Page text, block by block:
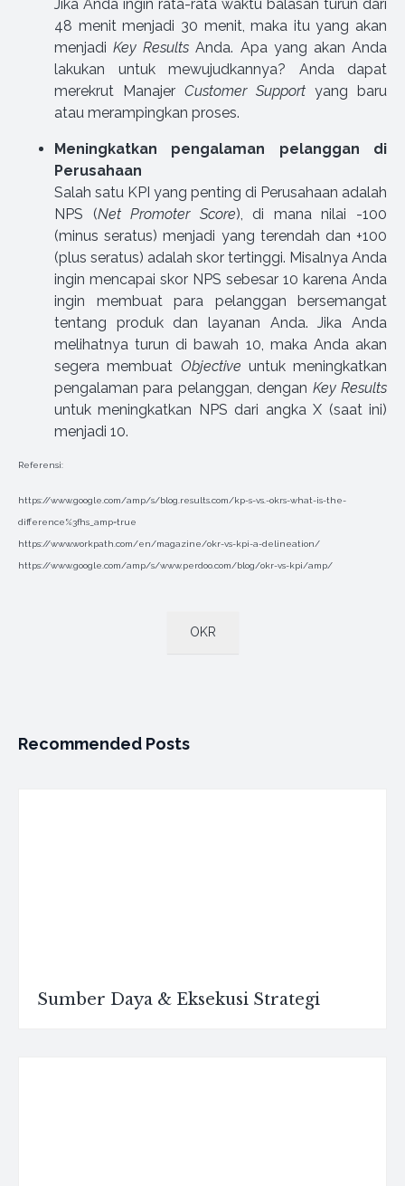
Jika Anda ingin rata-rata waktu balasan turun dari
48 menit menjadi 30 menit, maka itu yang akan
menjadiKey Results Anda. Apa yang akan Anda
lakukan untuk mewujudkannya? Anda dapat
merekrut Manajer Customer Support yang baru
atau merampingkan proses.
Meningkatkan pengalaman pelanggan di
Perusahaan
Salah satu KPI yang penting di Perusahaan adalah
NPS (Net Promoter Score), di mana nilai -100
(minus seratus) menjadi yang terendah dan +100
(plus seratus) adalah skor tertinggi. Misalnya Anda
ingin mencapai skor NPS sebesar 10 karena Anda
ingin membuat para pelanggan bersemangat
tentang produk dan layanan Anda. Jika Anda
melihatnya turun di bawah 10, maka Anda akan
segera membuat Objective untuk meningkatkan
pengalaman para pelanggan, dengan Key Results
untuk meningkatkan NPS dari angka X (saat ini)
menjadi 10.
Referensi:
https://www.google.com/amp/s/blog.results.com/kp-s-vs.-okrs-what-is-the-
difference%3fhs_amp=true
https://www.workpath.com/en/magazine/okr-vs-kpi-a-delineation/
https://www.google.com/amp/s/www.perdoo.com/blog/okr-vs-kpi/amp/
OKR
Recommended Posts
Sumber Daya & Eksekusi Strategi